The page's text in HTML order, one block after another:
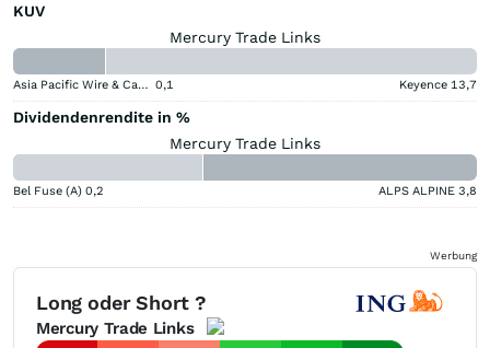
KUV
Mercury Trade Links
Asia Pacific Wire & Cable 0,1 Keyence 13,7
Dividendenrendite in %
Mercury Trade Links
Bel Fuse (A) 0,2 ALPS ALPINE 3,8
Werbung
Long oder Short ?
Mercury Trade Links